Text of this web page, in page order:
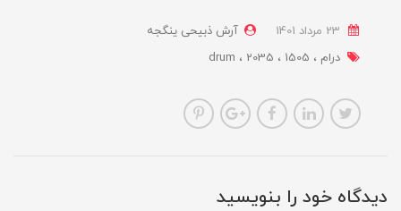
آرش ذبیحی ینگجه
درام
drum 2035 1505
دیدگاه خود را بنویسید